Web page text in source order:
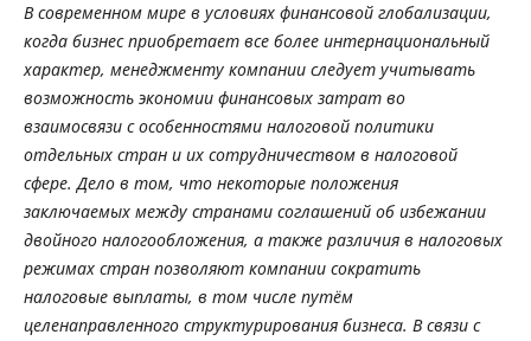
В современном мире в условиях финансовой глобализации,
когда бизнес приобретает все более интернациональный
характер, менеджменту компании следует учитывать
возможность экономии финансовых затрат во
взаимосвязи с особенностями налоговой политики
отдельных стран и их сотрудничеством в налоговой
сфере. Дело в том, что некоторые положения
заключаемых между странами соглашений об избежании
двойного налогообложения, а также различия в налоговых
режимах стран позволяют компании сократить
налоговые выплаты, в том числе путём
целенаправленного структурирования бизнеса. В связи c